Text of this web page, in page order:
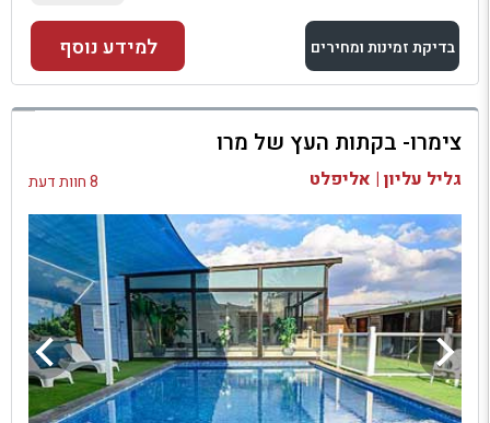
בדיקת זמינות ומחירים
למתחם זה
בדיקת זמינות ומחירים
למידע נוסף
צימרו- בקתות העץ של מרו
גליל עליון | אליפלט 8 חוות דעת